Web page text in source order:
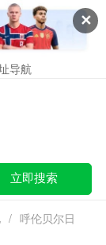
✕
导航
立即搜索
/ 呼伦贝尔日